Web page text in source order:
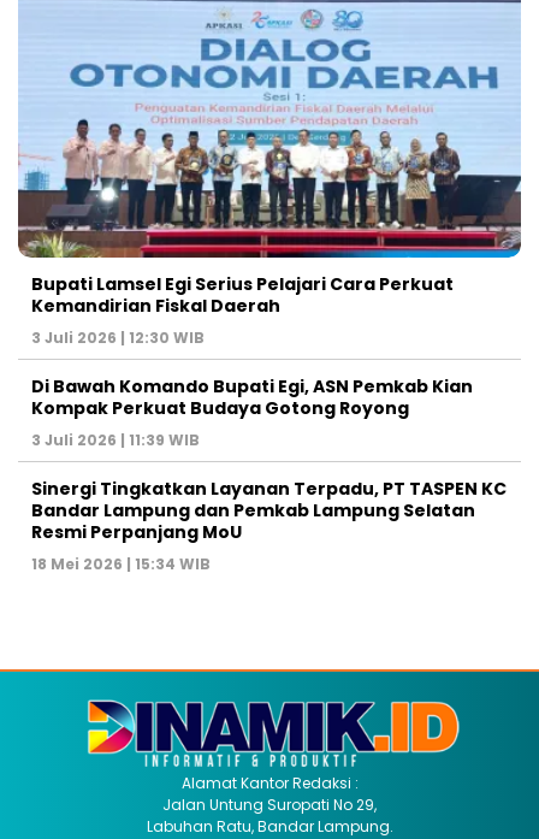
Bupati Lamsel Egi Serius Pelajari Cara Perkuat
Kemandirian Fiskal Daerah
3 Juli 2026 | 12:30 WIB
Di Bawah Komando Bupati Egi, ASN Pemkab Kian
Kompak Perkuat Budaya Gotong Royong
3 Juli 2026 | 11:39 WIB
Sinergi Tingkatkan Layanan Terpadu, PT TASPEN KC
Bandar Lampung dan Pemkab Lampung Selatan
Resmi Perpanjang MoU
18 Mei 2026 | 15:34 WIB
Alamat Kantor Redaksi :
Jalan Untung Suropati No 29,
Labuhan Ratu, Bandar Lampung.